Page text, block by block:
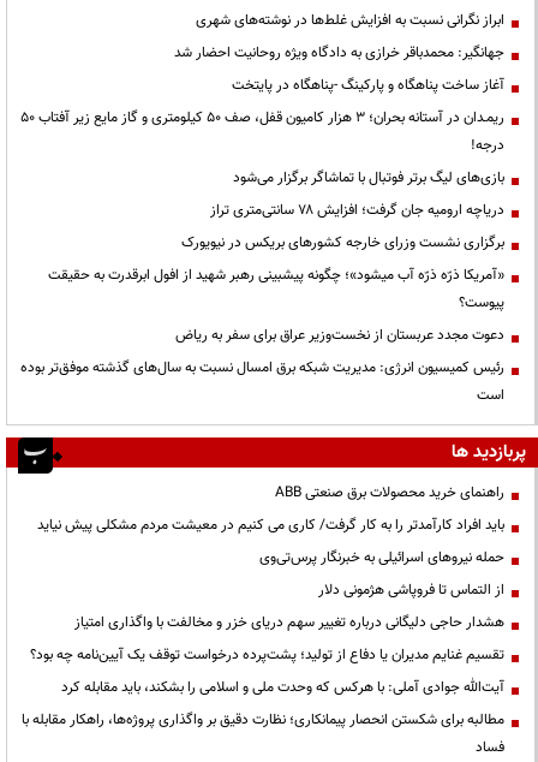
ابراز نگرانی نسبت به افزایش غلط‌ها در نوشته‌های شهری
جهانگیر: محمدباقر خرازی به دادگاه ویژه روحانیت احضار شد
آغاز ساخت پناهگاه و پارکینگ -پناهگاه در پایتخت
ریمـدان در آستانه بحران؛ ۳ هزار کامیون قفل، صف ۵۰ کیلومتری و گاز مایع زیر آفتاب ۵۰
درجه!
بازی‌های لیگ برتر فوتبال با تماشاگر برگزار می‌شود
دریاچه ارومیه جان گرفت؛ افزایش ۷۸ سانتی‌متری تراز
برگزاری نشست وزرای خارجه کشورهای بریکس در نیویورک
«آمریکا ذرّه ذرّه آب میشود»؛ چگونه پیشبینی رهبر شهید از افول ابرقدرت به حقیقت
پیوست؟
دعوت مجدد عربستان از نخست‌وزیر عراق برای سفر به ریاض
رئیس کمیسیون انرژی: مدیریت شبکه برق امسال نسبت به سال‌های گذشته موفق‌تر بوده
است
پربازدید ها
راهنمای خرید محصولات برق صنعتی ABB
باید افراد کارآمدتر را به کار گرفت/ کاری می کنیم در معیشت مردم مشکلی پیش نیاید
حمله نیروهای اسرائیلی به خبرنگار پرس‌تی‌وی
از التماس تا فروپاشی هژمونی دلار
هشدار حاجی دلیگانی درباره تغییر سهم دریای خزر و مخالفت با واگذاری امتیاز
تقسیم غنایم مدیران یا دفاع از تولید؛ پشت‌پرده درخواست توقف یک آیین‌نامه چه بود؟
آیت‌الله جوادی آملی: با هرکس که وحدت ملی و اسلامی را بشکند، باید مقابله کرد
مطالبه برای شکستن انحصار پیمانکاری؛ نظارت دقیق بر واگذاری پروژه‌ها، راهکار مقابله با
فساد